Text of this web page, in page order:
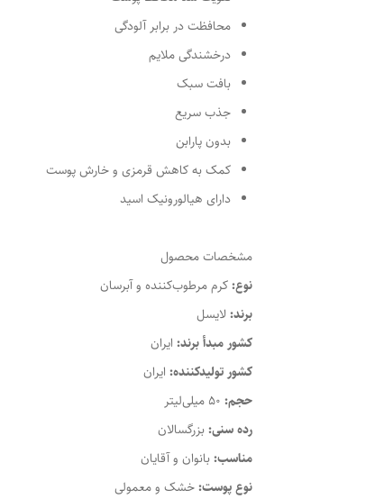
محافظت در برابر آلودگی
درخشندگی ملایم
بافت سبک
جذب سریع
بدون پارابن
کمک به کاهش قرمزی و خارش پوست
دارای هیالورونیک اسید
مشخصات محصول
نوع:کرم مرطوب‌کننده و آبرسان
برند: لایسل
کشور مبدأ برند: ایران
کشور تولیدکننده: ایران
حجم:
رده سنی:بزرگسالان
مناسب:بانوان و آقایان
نوع پوست:خشک و معمولی